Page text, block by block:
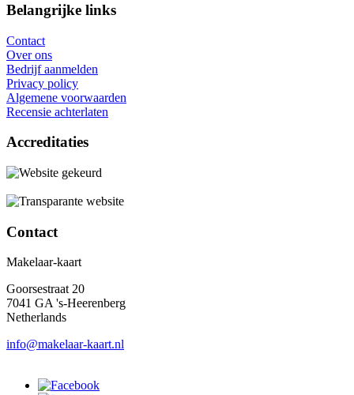
Belangrijke links
Contact
Over ons
Bedrijf aanmelden
Privacy policy
Algemene voorwaarden
Recensie achterlaten
Accreditaties
Contact
Makelaar-kaart
Goorsestraat 20
7041 GA 's-Heerenberg
Netherlands
info@makelaar-kaart.nl